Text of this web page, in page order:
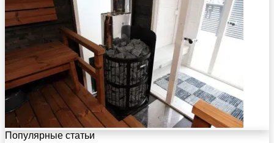
Популярные статьи